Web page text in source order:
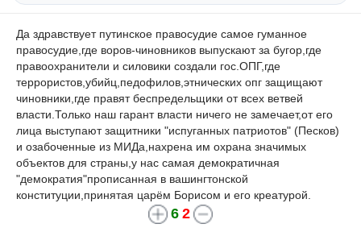
Да здравствует путинское правосудие самое гуманное
правосудие,где воров-чиновников выпускают за бугор,где
правоохранители и силовики создали гос.ОПГ,где
террористов,убийц,педофилов,этнических опг защищают
чиновники,где правят беспредельщики от всех ветвей
власти.Только наш гарант власти ничего не замечает,от его
лица выступают защитники "испуганных патриотов" (Песков)
и озабоченные из МИДа,нахрена им охрана значимых
объектов для страны,у нас самая демократичная
"демократия"прописанная в вашингтонской
конституции,принятая царём Борисом и его креатурой.
6 2